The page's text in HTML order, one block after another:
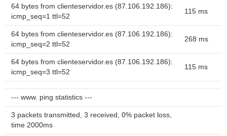
64 bytes from clienteservidor.es (87.106.192.186):
icmp_seq=1 ttl=52
115 ms
64 bytes from clienteservidor.es (87.106.192.186):
icmp_seq=2 ttl=52
268 ms
64 bytes from clienteservidor.es (87.106.192.186):
icmp_seq=3 ttl=52
115 ms
--- www. ping statistics ---
3 packets transmitted, 3 received, 0% packet loss,
time 2000ms